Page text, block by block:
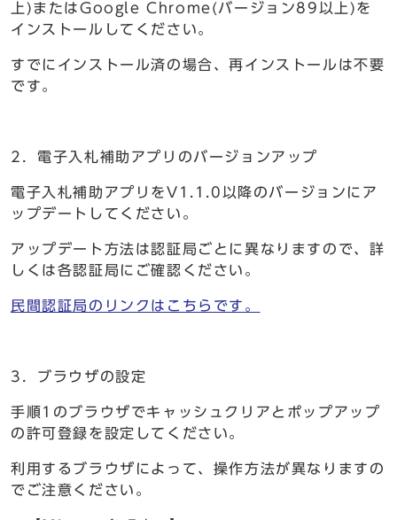
上)またはGoogle Chrome(バージョン89以上)を
インストールしてください。
すでにインストール済の場合、再インストールは不要
です。
2．電子入札補助アプリのバージョンアップ
電子入札補助アプリをV1.1.0以降のバージョンにア
ップデートしてください。
アップデート方法は認証局ごとに異なりますので、詳
しくは各認証局にご確認ください。
民間認証局のリンクはこちらです。
3．ブラウザの設定
手順1のブラウザでキャッシュクリアとポップアップ
の許可登録を設定してください。
利用するブラウザによって、操作方法が異なりますの
でご注意ください。